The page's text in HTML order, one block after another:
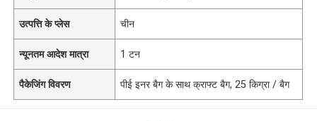
उत्पत्ति के प्लेस चीन
न्यूनतम आदेश मात्रा 1 टन
पैकेजिंग विवरण पीई इनर बैग के साथ क्राफ्ट बैग, 25 किग्रा / बैग